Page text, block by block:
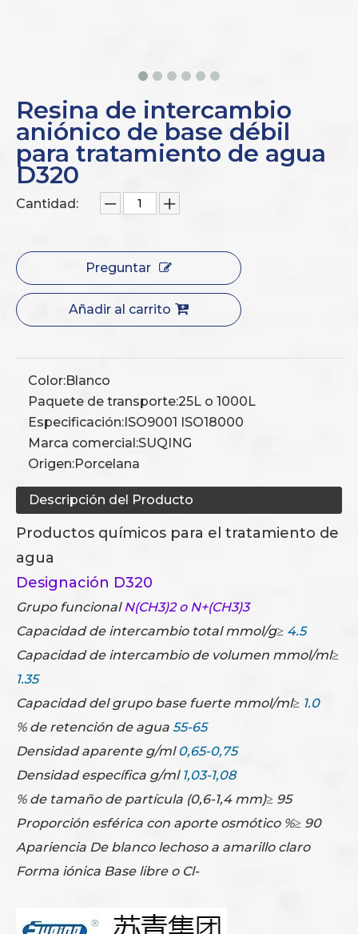
Resina de intercambio
aniónico de base débil
para tratamiento de agua
D320
Cantidad:
Preguntar
Añadir al carrito
Color:Blanco
Paquete de transporte:25L o 1000L
Especificación: ISO9001 ISO18000
Marca comercial:SUQING
Origen:Porcelana
Descripción del Producto
Productos químicos para el tratamiento de
agua
Designación D320
Grupo funcionalN(CH3)2 o N+(CH3)3
Capacidad de intercambio total mmol/g≥ 4.5
Capacidad de intercambio de volumen mmol/ml≥
1.35
Capacidad del grupo base fuerte mmol/ml≥ 1.0
% de retención de agua 55-65
Densidad aparente g/ml 0,65-0,75
Densidad específica g/ml 1,03-1,08
% de tamaño de partícula (0,6-1,4 mm)≥ 95
Proporción esférica con aporte osmótico %≥ 90
Apariencia De blanco lechoso a amarillo claro
Forma iónica Base libre o Cl-